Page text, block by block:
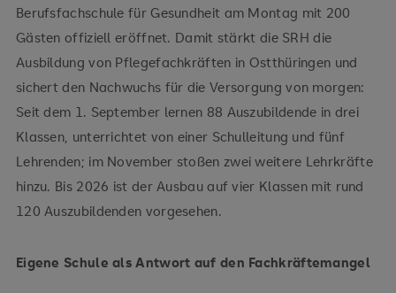
Berufsfachschule für Gesundheit am Montag mit 200
Gästen offiziell eröffnet. Damit stärkt die SRH die
Ausbildung von Pflegefachkräften in Ostthüringen und
sichert den Nachwuchs für die Versorgung von morgen:
Seit dem 1. September lernen 88 Auszubildende in drei
Klassen, unterrichtet von einer Schulleitung und fünf
Lehrenden; im November stoßen zwei weitere Lehrkräfte
hinzu. Bis 2026 ist der Ausbau auf vier Klassen mit rund
120 Auszubildenden vorgesehen.
Eigene Schule als Antwort auf den Fachkräftemangel